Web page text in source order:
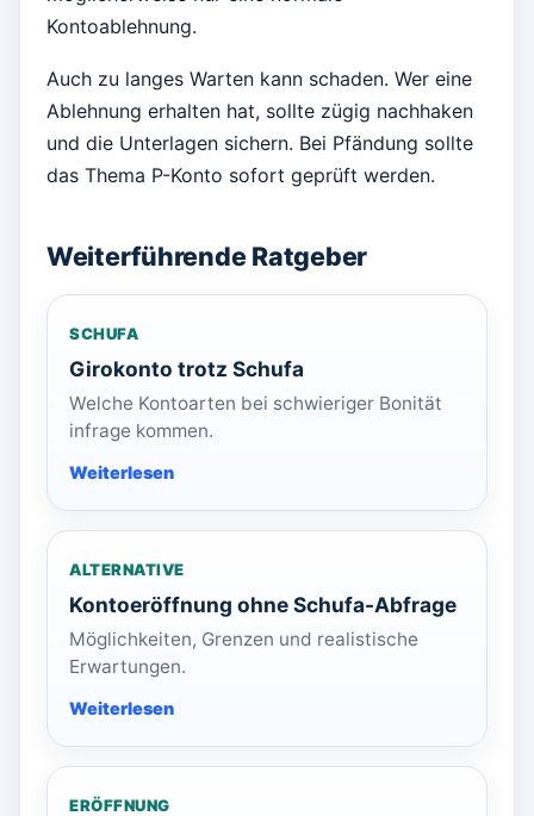
Kontoablehnung.
Auch zu langes Warten kann schaden. Wer eine
Ablehnung erhalten hat, sollte zügig nachhaken
und die Unterlagen sichern. Bei Pfändung sollte
das Thema P-Konto sofort geprüft werden.
Weiterführende Ratgeber
SCHUFA
Girokonto trotz Schufa
Welche Kontoarten bei schwieriger Bonität
infrage kommen.
ALTERNATIVE
Kontoeröffnung ohne Schufa-Abfrage
Möglichkeiten, Grenzen und realistische
Erwartungen.
ERÖFFNUNG